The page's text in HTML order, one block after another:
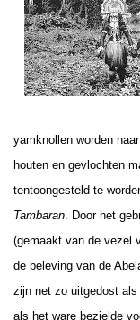
yamknollen worden
houten en gevlochten
tentoongesteld te
Tambaran . Door het
(gemaakt van de vezel
de beleving van de
zijn net zo uitgedost
als het ware bezielde